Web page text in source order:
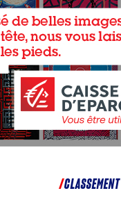
CLASSEMENT